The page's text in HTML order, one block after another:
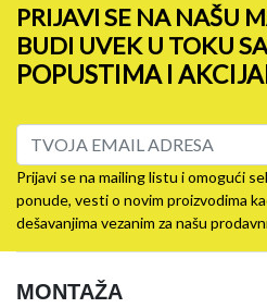
PRIJAVI SE NA NAŠU
BUDI UVEK U TOKU
POPUSTIMA I
Prijavi se na mailing listu i omogući
ponude, vesti o novim proizvodima
dešavanjima vezanim za našu
MONTAŽA